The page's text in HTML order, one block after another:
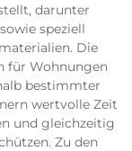
darunter
speziell
Die
für Wohnungen
bestimmter
wertvolle Zeit
und gleichzeitig
Zu den